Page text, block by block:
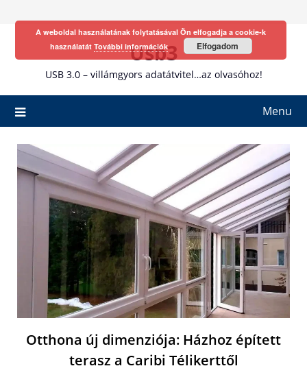
Usb3
USB 3.0 – villámgyors adatátvitel…az olvasóhoz!
Menu
Otthona új dimenziója: Házhoz épített
terasz a Caribi Télikerttől
A weboldal használatának folytatásával Ön elfogadja a cookie-k
használatát További információk Elfogadom